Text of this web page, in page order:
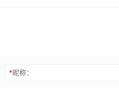
*昵称：